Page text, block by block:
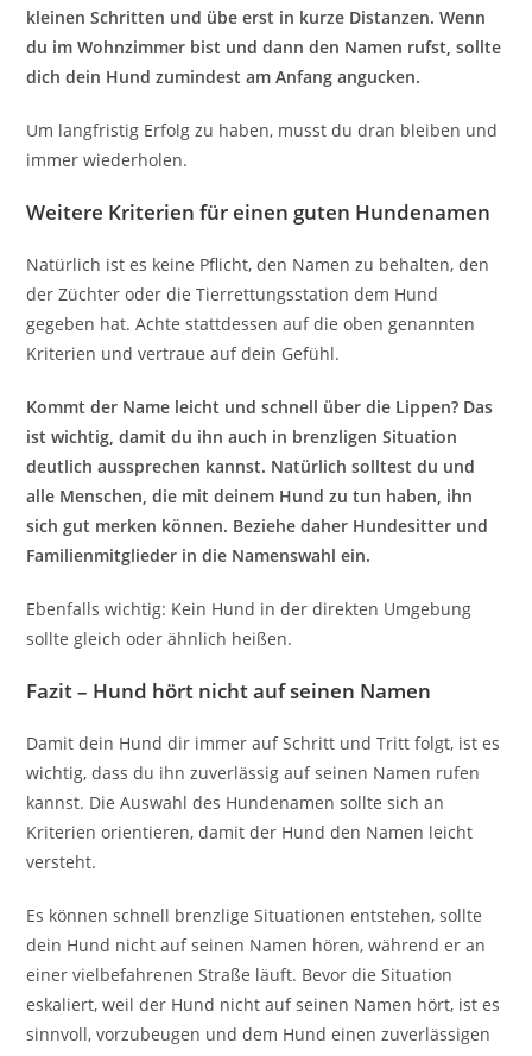
kleinen Schritten und übe erst in kurze Distanzen. Wenn
du im Wohnzimmer bist und dann den Namen rufst, sollte
dich dein Hund zumindest am Anfang angucken.
Um langfristig Erfolg zu haben, musst du dran bleiben und
immer wiederholen.
Weitere Kriterien für einen guten Hundenamen
Natürlich ist es keine Pflicht, den Namen zu behalten, den
der Züchter oder die Tierrettungsstation dem Hund
gegeben hat. Achte stattdessen auf die oben genannten
Kriterien und vertraue auf dein Gefühl.
Kommt der Name leicht und schnell über die Lippen? Das
ist wichtig, damit du ihn auch in brenzligen Situation
deutlich aussprechen kannst. Natürlich solltest du und
alle Menschen, die mit deinem Hund zu tun haben, ihn
sich gut merken können. Beziehe daher Hundesitter und
Familienmitglieder in die Namenswahl ein.
Ebenfalls wichtig: Kein Hund in der direkten Umgebung
sollte gleich oder ähnlich heißen.
Fazit – Hund hört nicht auf seinen Namen
Damit dein Hund dir immer auf Schritt und Tritt folgt, ist es
wichtig, dass du ihn zuverlässig auf seinen Namen rufen
kannst. Die Auswahl des Hundenamen sollte sich an
Kriterien orientieren, damit der Hund den Namen leicht
versteht.
Es können schnell brenzlige Situationen entstehen, sollte
dein Hund nicht auf seinen Namen hören, während er an
einer vielbefahrenen Straße läuft. Bevor die Situation
eskaliert, weil der Hund nicht auf seinen Namen hört, ist es
sinnvoll, vorzubeugen und dem Hund einen zuverlässigen